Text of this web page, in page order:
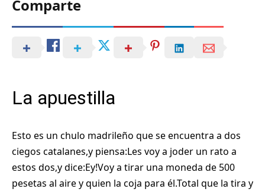
Comparte
La apuestilla
Esto es un chulo madrileño que se encuentra a dos
ciegos catalanes,y piensa:Les voy a joder un rato a
estos dos,y dice:Ey!Voy a tirar una moneda de 500
pesetas al aire y quien la coja para él.Total que la tira y